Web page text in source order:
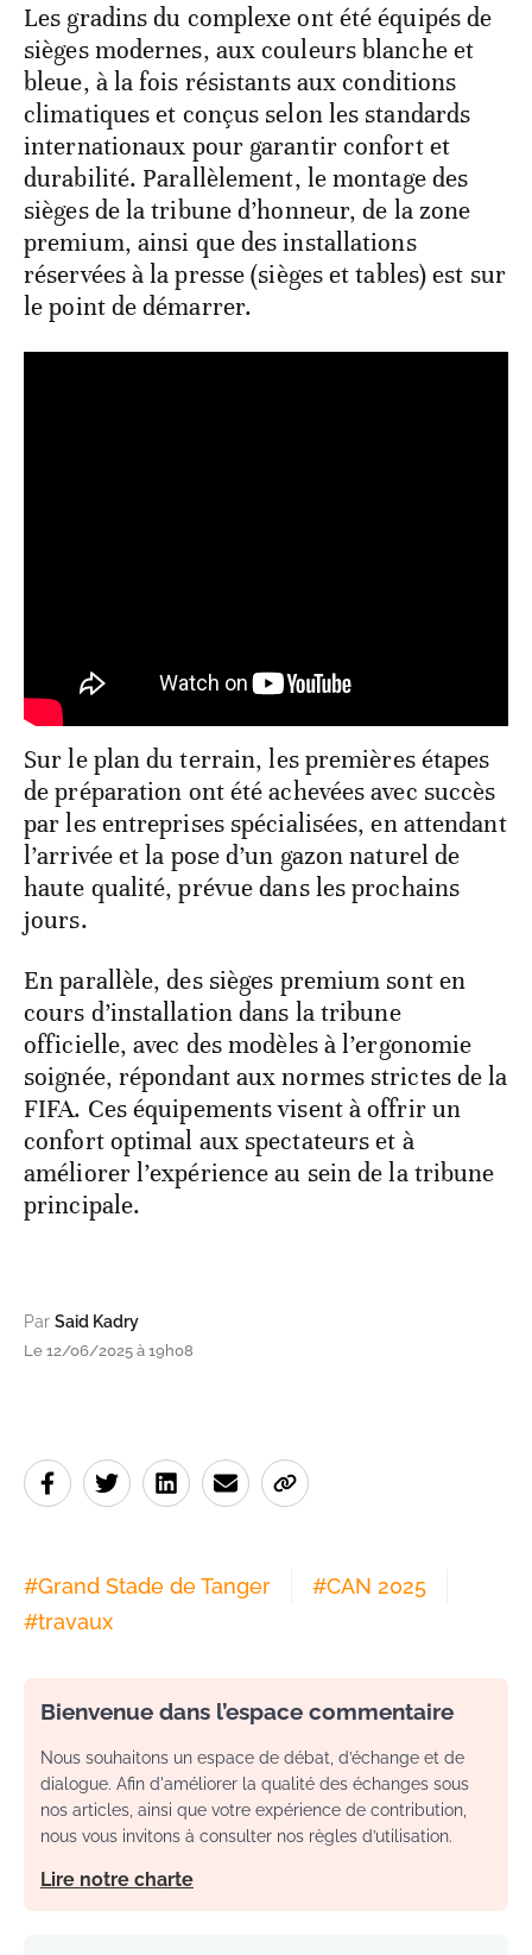
Les gradins du complexe ont été équipés de
sièges modernes, aux couleurs blanche et
bleue, à la fois résistants aux conditions
climatiques et conçus selon les standards
internationaux pour garantir confort et
durabilité. Parallèlement, le montage des
sièges de la tribune d’honneur, de la zone
premium, ainsi que des installations
réservées à la presse (sièges et tables) est sur
le point de démarrer.
Sur le plan du terrain, les premières étapes
de préparation ont été achevées avec succès
par les entreprises spécialisées, en attendant
l’arrivée et la pose d’un gazon naturel de
haute qualité, prévue dans les prochains
jours.
En parallèle, des sièges premium sont en
cours d’installation dans la tribune
officielle, avec des modèles à l’ergonomie
soignée, répondant aux normes strictes de la
FIFA. Ces équipements visent à offrir un
confort optimal aux spectateurs et à
améliorer l’expérience au sein de la tribune
principale.
Par Said Kadry
Le 12/06/2025 à 19h08
#Grand Stade de Tanger #CAN 2025
#travaux
Bienvenue dans l’espace commentaire
Nous souhaitons un espace de débat, d’échange et de
dialogue. Afin d'améliorer la qualité des échanges sous
nos articles, ainsi que votre expérience de contribution,
nous vous invitons à consulter nos règles d’utilisation.
Lire notre charte